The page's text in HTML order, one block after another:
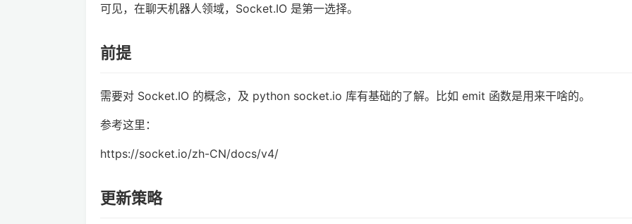
可见，在聊天机器人领域，Socket.IO 是第一选择。
前提
需要对 Socket.IO 的概念，及 python socket.io 库有基础的了解。比如 emit 函数是用来干啥的。
参考这里：
https://socket.io/zh-CN/docs/v4/
更新策略